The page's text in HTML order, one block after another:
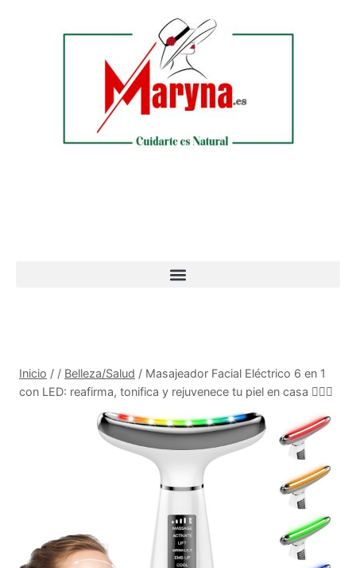
Inicio / / Belleza/Salud / Masajeador Facial Eléctrico 6 en 1
con LED: reafirma, tonifica y rejuvenece tu piel en casa 💆‍♀️✨